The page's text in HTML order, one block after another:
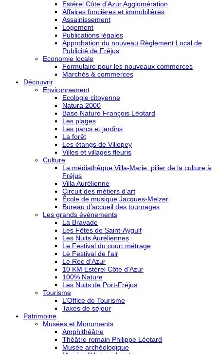
Estérel Côte d’Azur Agglomération
Affaires foncières et immobilières
Assainissement
Logement
Publications légales
Approbation du nouveau Règlement Local de
Publicité de Fréjus
Economie locale
Formulaire pour les nouveaux commerces
Marchés & commerces
Découvrir
Environnement
Ecologie citoyenne
Natura 2000
Base Nature François Léotard
Les plages
Les parcs et jardins
La forêt
Les étangs de Villepey
Villes et villages fleuris
Culture
La médiathèque Villa-Marie, pilier de la culture à
Fréjus
Villa Aurélienne
Circuit des métiers d’art
École de musique Jacques-Melzer
Bureau d’accueil des tournages
Les grands événements
La Bravade
Les Fêtes de Saint-Aygulf
Les Nuits Auréliennes
Le Festival du court métrage
Le Festival de l’air
Le Roc d’Azur
10 KM Estérel Côte d’Azur
100% Nature
Les Nuits de Port-Fréjus
Tourisme
L’Office de Tourisme
Taxes de séjour
Patrimoine
Musées et Monuments
Amphithéâtre
Théâtre romain Philippe Léotard
Musée archéologique